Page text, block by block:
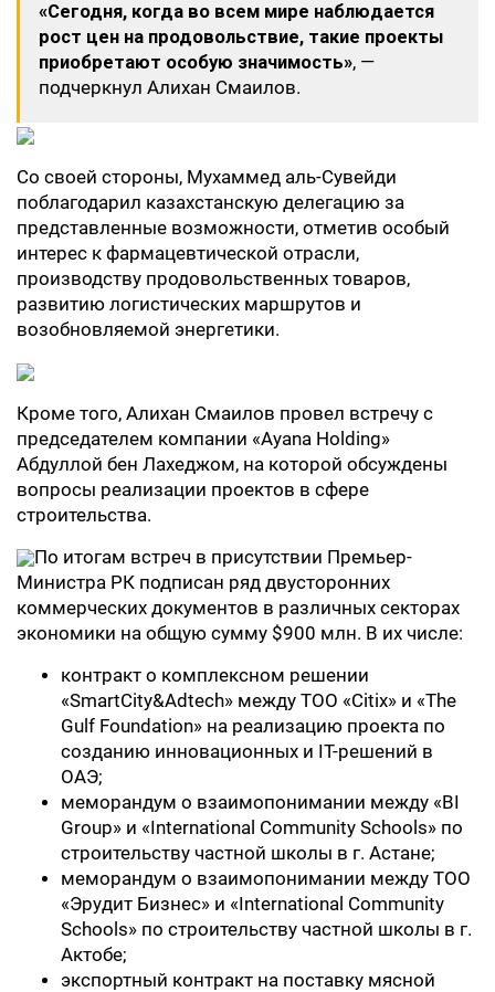
«Сегодня, когда во всем мире наблюдается
рост цен на продовольствие, такие проекты
приобретают особую значимость», —
подчеркнул Алихан Смаилов.
Со своей стороны, Мухаммед аль-Сувейди
поблагодарил казахстанскую делегацию за
представленные возможности, отметив особый
интерес к фармацевтической отрасли,
производству продовольственных товаров,
развитию логистических маршрутов и
возобновляемой энергетики.
Кроме того, Алихан Смаилов провел встречу с
председателем компании «Ayana Holding»
Абдуллой бен Лахеджом, на которой обсуждены
вопросы реализации проектов в сфере
строительства.
По итогам встреч в присутствии Премьер-
Министра РК подписан ряд двусторонних
коммерческих документов в различных секторах
экономики на общую сумму $900 млн. В их числе:
контракт о комплексном решении
«SmartCity&Adtech» между ТОО «Citix» и «The
Gulf Foundation» на реализацию проекта по
созданию инновационных и IT-решений в
ОАЭ;
меморандум о взаимопонимании между «BI
Group» и «International Community Schools» по
строительству частной школы в г. Астане;
меморандум о взаимопонимании между ТОО
«Эрудит Бизнес» и «International Community
Schools» по строительству частной школы в г.
Актобе;
экспортный контракт на поставку мясной